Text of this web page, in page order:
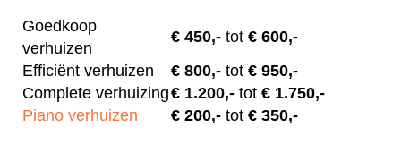
Goedkoop
verhuizen
€ 450,- tot € 600,-
Efficiënt verhuizen
€ 800,- tot € 950,-
Complete verhuizing€ 1.200,- tot € 1.750,-
Piano verhuizen
€ 200,- tot € 350,-